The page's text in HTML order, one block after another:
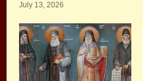
July 13, 2026